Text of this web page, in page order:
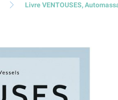
Livre VENTOUSES,